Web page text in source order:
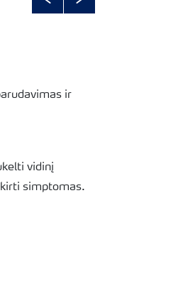
PreviousNext
ir
vidinį
simptomas.